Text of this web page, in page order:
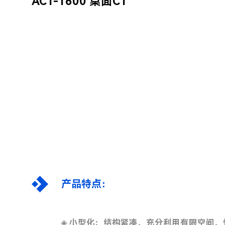
产品特点：
◈ 小型化：结构紧凑，充分利用有限空间